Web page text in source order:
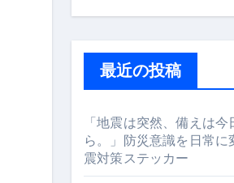
ト #筋トレ #美容 #健康 #雑学 #ナレ
最近の投稿
「地震は突然、備えは今
ら。」防災意識を日常に
震対策ステッカー